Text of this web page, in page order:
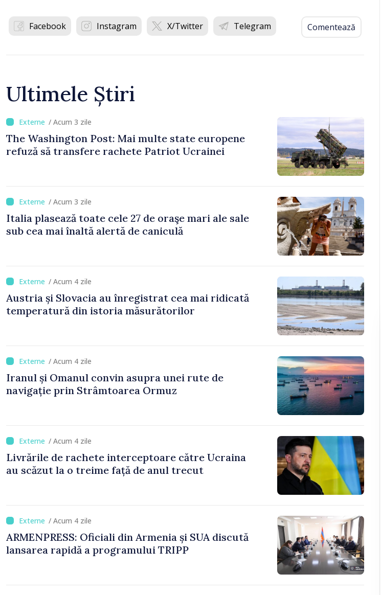
Facebook Instagram X/Twitter Telegram Comentează
Ultimele Știri
/ Acum 3 zile
The Washington Post: Mai multe state europene
refuză să transfere rachete Patriot Ucrainei
/ Acum 3 zile
Italia plasează toate cele 27 de oraşe mari ale sale
sub cea mai înaltă alertă de caniculă
/ Acum 4 zile
Austria și Slovacia au înregistrat cea mai ridicată
temperatură din istoria măsurătorilor
/ Acum 4 zile
Iranul și Omanul convin asupra unei rute de
navigație prin Strâmtoarea Ormuz
/ Acum 4 zile
Livrările de rachete interceptoare către Ucraina
au scăzut la o treime față de anul trecut
/ Acum 4 zile
ARMENPRESS: Oficiali din Armenia și SUA discută
lansarea rapidă a programului TRIPP